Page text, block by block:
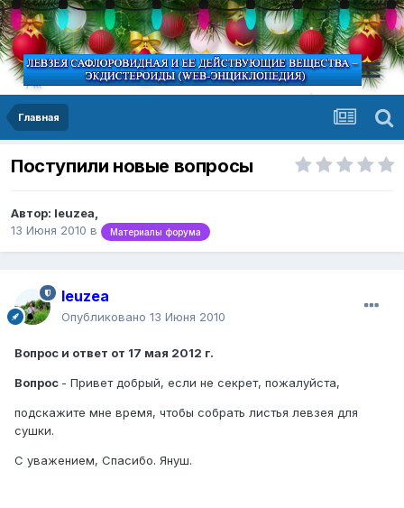
Главная
Поступили новые вопросы
Автор: leuzea,
13 Июня 2010 в Материалы форума
leuzea
Опубликовано 13 Июня 2010
Вопрос и ответ от 17 мая 2012 г.
Вопрос - Привет добрый, если не секрет, пожалуйста,
подскажите мне время, чтобы собрать листья левзея для
сушки.
С уважением, Спасибо. Януш.